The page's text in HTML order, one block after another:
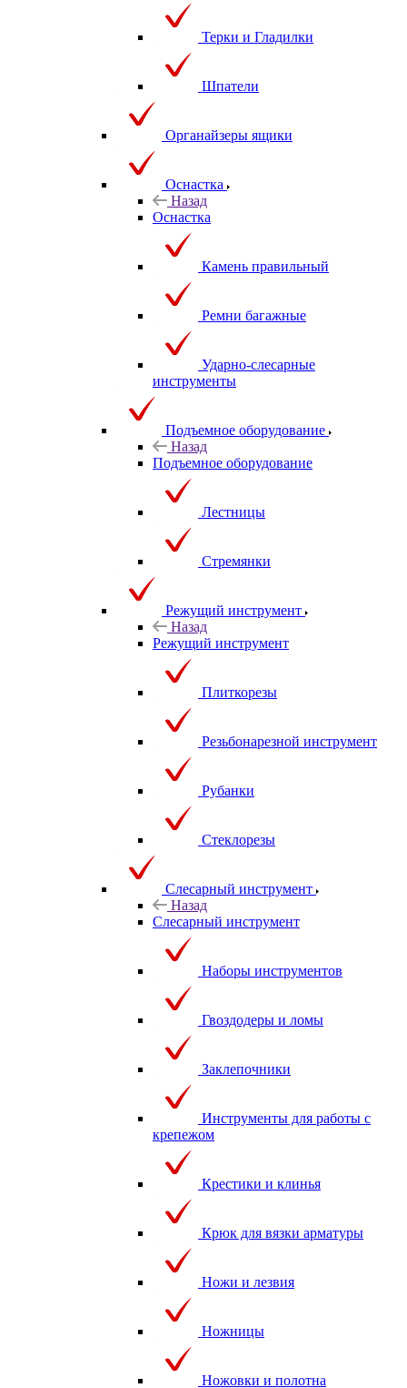
Терки и Гладилки
Шпатели
Органайзеры ящики
Оснастка
Назад
Оснастка
Камень правильный
Ремни багажные
Ударно-слесарные
инструменты
Подъемное оборудование
Назад
Подъемное оборудование
Лестницы
Стремянки
Режущий инструмент
Назад
Режущий инструмент
Плиткорезы
Резьбонарезной инструмент
Рубанки
Стеклорезы
Слесарный инструмент
Назад
Слесарный инструмент
Наборы инструментов
Гвоздодеры и ломы
Заклепочники
Инструменты для работы с
крепежом
Крестики и клинья
Крюк для вязки арматуры
Ножи и лезвия
Ножницы
Ножовки и полотна